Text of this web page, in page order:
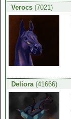
Verocs(7021)
Deliora(41666)